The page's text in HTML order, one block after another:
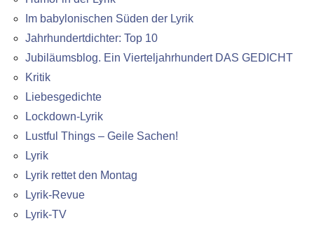
Im babylonischen Süden der Lyrik
Jahrhundertdichter: Top 10
Jubiläumsblog. Ein Vierteljahrhundert DAS GEDICHT
Kritik
Liebesgedichte
Lockdown-Lyrik
Lustful Things – Geile Sachen!
Lyrik
Lyrik rettet den Montag
Lyrik-Revue
Lyrik-TV